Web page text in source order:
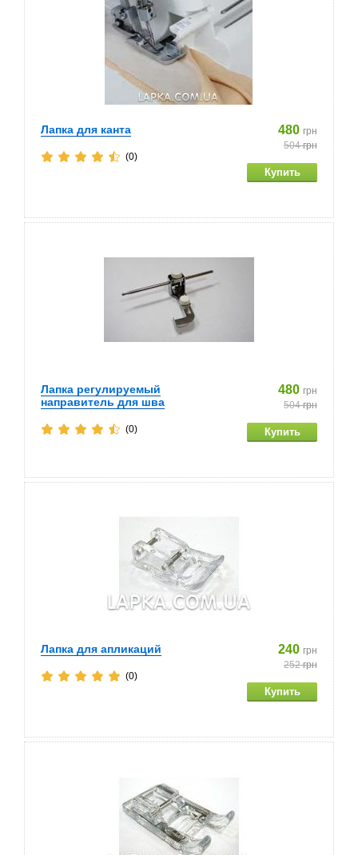
Лапка для канта 480 грн
504грн
(0)
Лапка регулируемый
направитель для шва
480 грн
504грн
(0)
Лапка для апликаций 240 грн
252грн
(0)